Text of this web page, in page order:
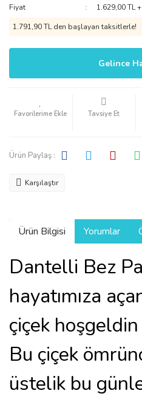
Fiyat
1.629,00 TL
1.791,90 TL den başlayan taksitlerle!
Gelince
Tavsiye Et
Ürün Paylaş :
Karşılaştır
Ürün Bilgisi Yorumlar
Dantelli Bez
hayatımıza
çiçek hoşgeldin
Bu çiçek
üstelik bu